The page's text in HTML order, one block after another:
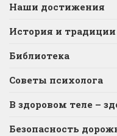
Наши достижения
История и традиции
Библиотека
Советы психолога
В здоровом теле –
Безопасность